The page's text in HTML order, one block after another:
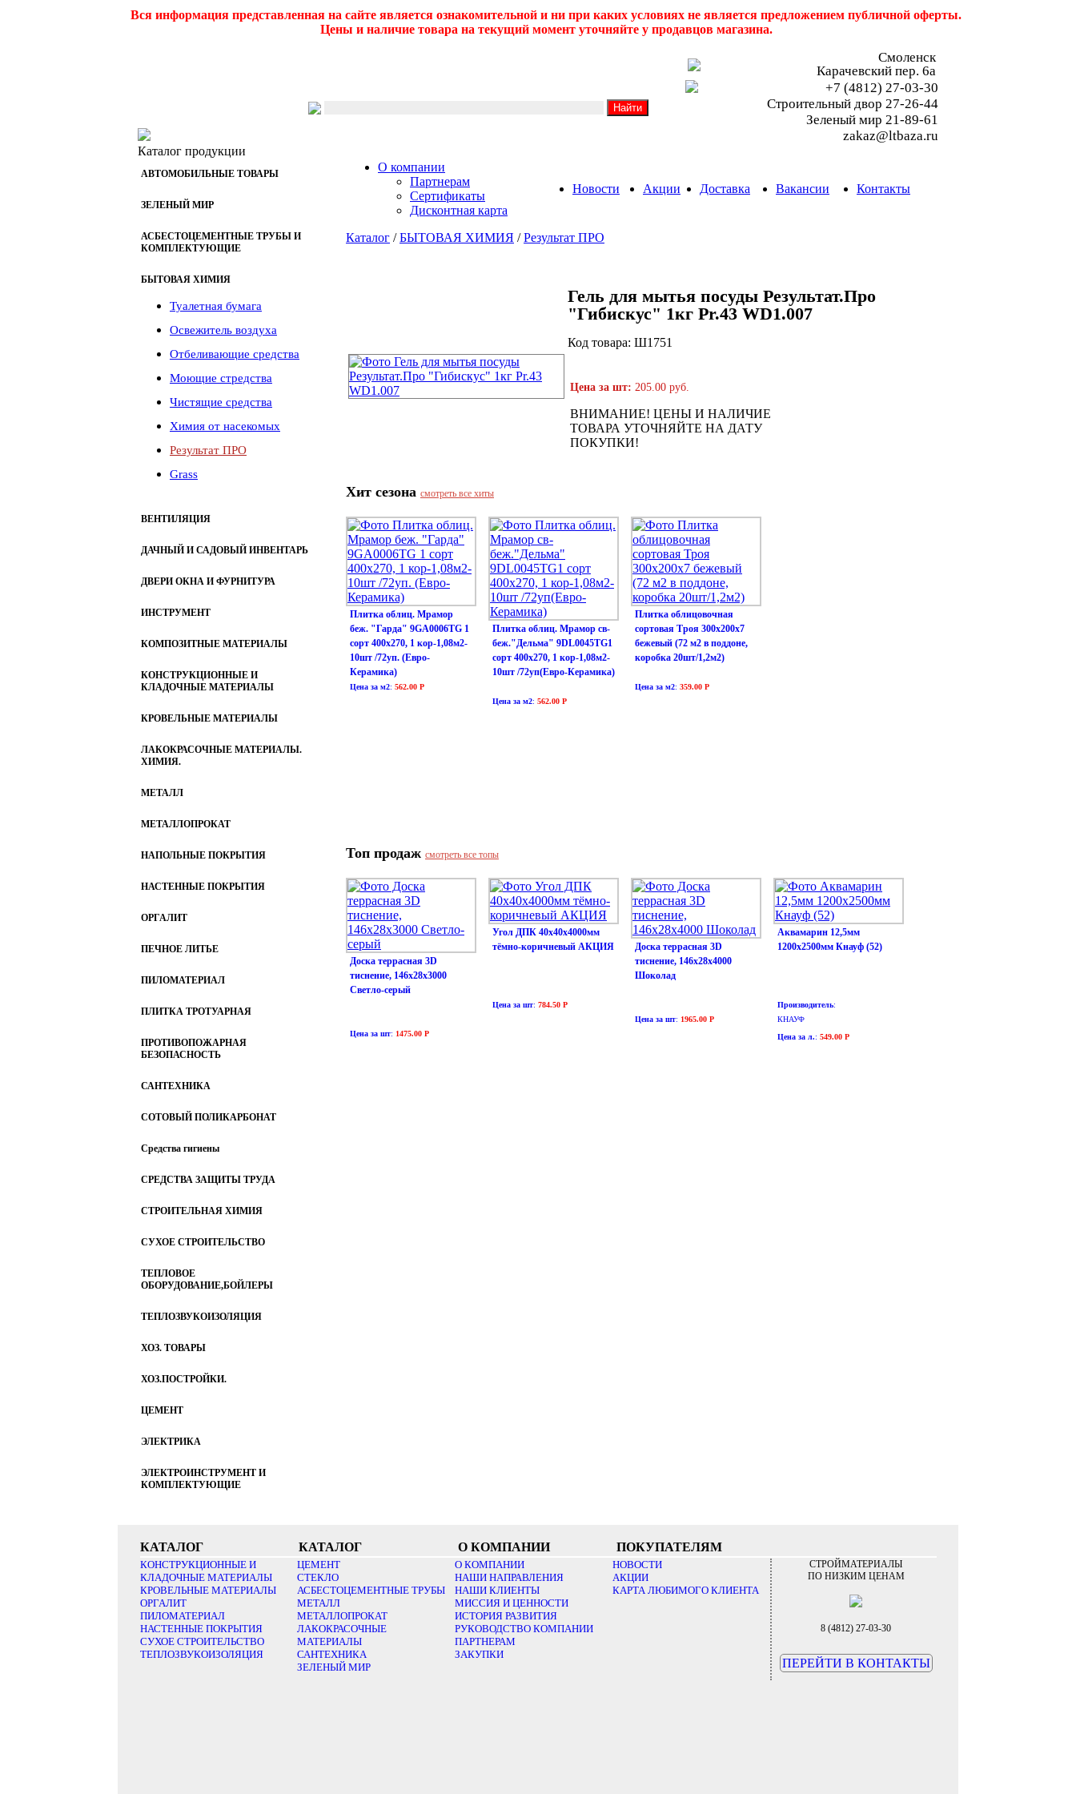
Вся информация представленная на сайте является ознакомительной и ни при каких условиях не является предложением публичной оферты.
Цены и наличие товара на текущий момент уточняйте у продавцов магазина.
Смоленск
Карачевский пер. 6a
+7 (4812) 27-03-30
Строительный двор 27-26-44
Зеленый мир 21-89-61
zakaz@ltbaza.ru
Каталог продукции
АВТОМОБИЛЬНЫЕ ТОВАРЫ
ЗЕЛЕНЫЙ МИР
АСБЕСТОЦЕМЕНТНЫЕ ТРУБЫ И
КОМПЛЕКТУЮЩИЕ
БЫТОВАЯ ХИМИЯ
Туалетная бумага
Освежитель воздуха
Отбеливающие средства
Моющие стредства
Чистящие средства
Химия от насекомых
Результат ПРО
Grass
ВЕНТИЛЯЦИЯ
ДАЧНЫЙ И САДОВЫЙ ИНВЕНТАРЬ
ДВЕРИ ОКНА И ФУРНИТУРА
ИНСТРУМЕНТ
КОМПОЗИТНЫЕ МАТЕРИАЛЫ
КОНСТРУКЦИОННЫЕ И
КЛАДОЧНЫЕ МАТЕРИАЛЫ
КРОВЕЛЬНЫЕ МАТЕРИАЛЫ
ЛАКОКРАСОЧНЫЕ МАТЕРИАЛЫ.
ХИМИЯ.
МЕТАЛЛ
МЕТАЛЛОПРОКАТ
НАПОЛЬНЫЕ ПОКРЫТИЯ
НАСТЕННЫЕ ПОКРЫТИЯ
ОРГАЛИТ
ПЕЧНОЕ ЛИТЬЕ
ПИЛОМАТЕРИАЛ
ПЛИТКА ТРОТУАРНАЯ
ПРОТИВОПОЖАРНАЯ
БЕЗОПАСНОСТЬ
САНТЕХНИКА
СОТОВЫЙ ПОЛИКАРБОНАТ
Средства гигиены
СРЕДСТВА ЗАЩИТЫ ТРУДА
СТРОИТЕЛЬНАЯ ХИМИЯ
СУХОЕ СТРОИТЕЛЬСТВО
ТЕПЛОВОЕ
ОБОРУДОВАНИЕ,БОЙЛЕРЫ
ТЕПЛОЗВУКОИЗОЛЯЦИЯ
ХОЗ. ТОВАРЫ
ХОЗ.ПОСТРОЙКИ.
ЦЕМЕНТ
ЭЛЕКТРИКА
ЭЛЕКТРОИНСТРУМЕНТ И
КОМПЛЕКТУЮЩИЕ
О компании
Партнерам
Сертификаты
Дисконтная карта
Новости Акции Доставка Вакансии Контакты
Каталог /БЫТОВАЯ ХИМИЯ /Результат ПРО
Гель для мытья посуды Результат.Про
"Гибискус" 1кг Pr.43 WD1.007
Код товара: Ш1751
Цена за шт: 205.00 руб.
ВНИМАНИЕ! ЦЕНЫ И НАЛИЧИЕ
ТОВАРА УТОЧНЯЙТЕ НА ДАТУ
ПОКУПКИ!
Хит сезона смотреть все хиты
Плитка облиц. Мрамор
беж. "Гарда" 9GA0006TG 1
сорт 400х270, 1 кор-1,08м2-
10шт /72уп. (Евро-
Керамика)
Цена за м2: 562.00 Р
Плитка облиц. Мрамор св-
беж."Дельма" 9DL0045TG1
сорт 400х270, 1 кор-1,08м2-
10шт /72уп(Евро-Керамика)
Цена за м2: 562.00 Р
Плитка облицовочная
сортовая Троя 300х200х7
бежевый (72 м2 в поддоне,
коробка 20шт/1,2м2)
Цена за м2: 359.00 Р
Топ продаж смотреть все топы
Доска террасная 3D
тиснение, 146х28х3000
Светло-серый
Цена за шт: 1475.00 Р
Угол ДПК 40х40х4000мм
тёмно-коричневый АКЦИЯ
Цена за шт: 784.50 Р
Доска террасная 3D
тиснение, 146х28х4000
Шоколад
Цена за шт: 1965.00 Р
Аквамарин 12,5мм
1200х2500мм Кнауф (52)
Производитель:
КНАУФ
Цена за л.: 549.00 Р
КАТАЛОГ КАТАЛОГ О КОМПАНИИ ПОКУПАТЕЛЯМ
КОНСТРУКЦИОННЫЕ И
КЛАДОЧНЫЕ МАТЕРИАЛЫ
КРОВЕЛЬНЫЕ МАТЕРИАЛЫ
ОРГАЛИТ
ПИЛОМАТЕРИАЛ
НАСТЕННЫЕ ПОКРЫТИЯ
СУХОЕ СТРОИТЕЛЬСТВО
ТЕПЛОЗВУКОИЗОЛЯЦИЯ
ЦЕМЕНТ
СТЕКЛО
АСБЕСТОЦЕМЕНТНЫЕ ТРУБЫ
МЕТАЛЛ
МЕТАЛЛОПРОКАТ
ЛАКОКРАСОЧНЫЕ
МАТЕРИАЛЫ
САНТЕХНИКА
ЗЕЛЕНЫЙ МИР
О КОМПАНИИ
НАШИ НАПРАВЛЕНИЯ
НАШИ КЛИЕНТЫ
МИССИЯ И ЦЕННОСТИ
ИСТОРИЯ РАЗВИТИЯ
РУКОВОДСТВО КОМПАНИИ
ПАРТНЕРАМ
ЗАКУПКИ
НОВОСТИ
АКЦИИ
КАРТА ЛЮБИМОГО КЛИЕНТА
СТРОЙМАТЕРИАЛЫ
ПО НИЗКИМ ЦЕНАМ
8 (4812) 27-03-30
ПЕРЕЙТИ В КОНТАКТЫ